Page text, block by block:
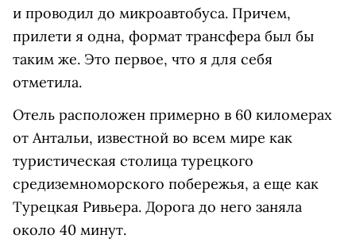
и проводил до микроавтобуса. Причем,
прилети я одна, формат трансфера был бы
таким же. Это первое, что я для себя
отметила.
Отель расположен примерно в 60 киломерах
от Антальи, известной во всем мире как
туристическая столица турецкого
средиземноморского побережья, а еще как
Турецкая Ривьера. Дорога до него заняла
около 40 минут.